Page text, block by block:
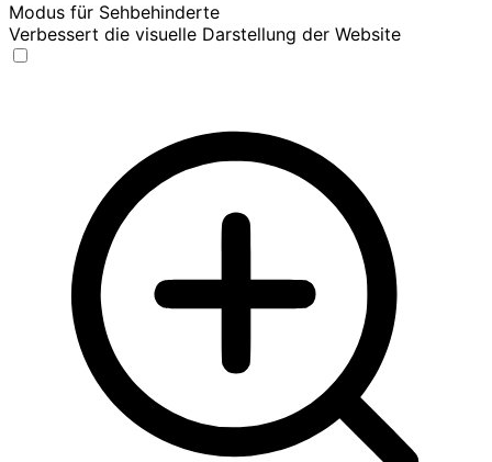
Modus für Sehbehinderte
Verbessert die visuelle Darstellung der Website